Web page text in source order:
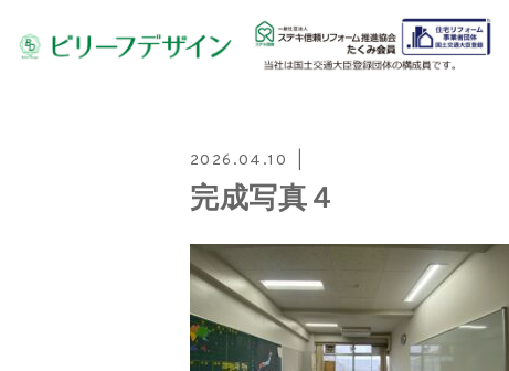
2026.04.10
完成写真４